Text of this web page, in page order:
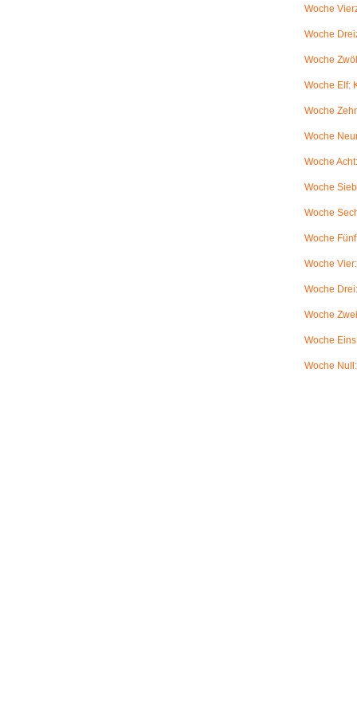
Woche
Woche
Woche
Woche Elf:
Woche
Woche
Woche
Woche
Woche
Woche
Woche
Woche
Woche
Woche
Woche